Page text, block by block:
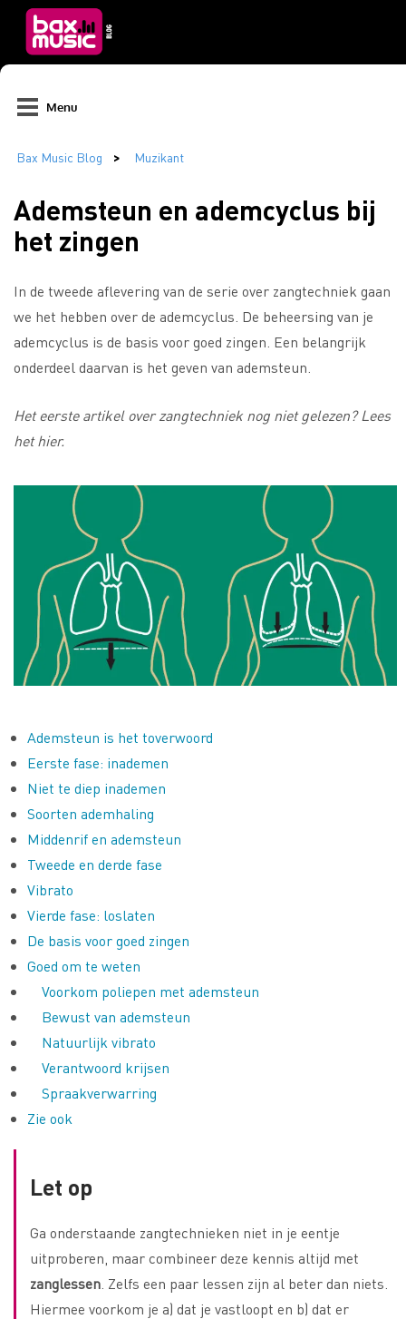
Menu
Ademsteun en ademcyclus bij
het zingen
In de tweede aflevering van de serie over zangtechniek gaan
we het hebben over de ademcyclus. De beheersing van je
ademcyclus is de basis voor goed zingen. Een belangrijk
onderdeel daarvan is het geven van ademsteun.
Het eerste artikel over zangtechniek nog niet gelezen?Lees
het hier.
Ademsteun is het toverwoord
Eerste fase: inademen
Niet te diep inademen
Soorten ademhaling
Middenrif en ademsteun
Tweede en derde fase
Vibrato
Vierde fase: loslaten
De basis voor goed zingen
Goed om te weten
Voorkom poliepen met ademsteun
Bewust van ademsteun
Natuurlijk vibrato
Verantwoord krijsen
Spraakverwarring
Zie ook
Let op
Ga onderstaande zangtechnieken niet in je eentje
uitproberen, maar combineer deze kennis altijd met
zanglessen . Zelfs een paar lessen zijn al beter dan niets.
Hiermee voorkom je a) dat je vastloopt en b) dat er